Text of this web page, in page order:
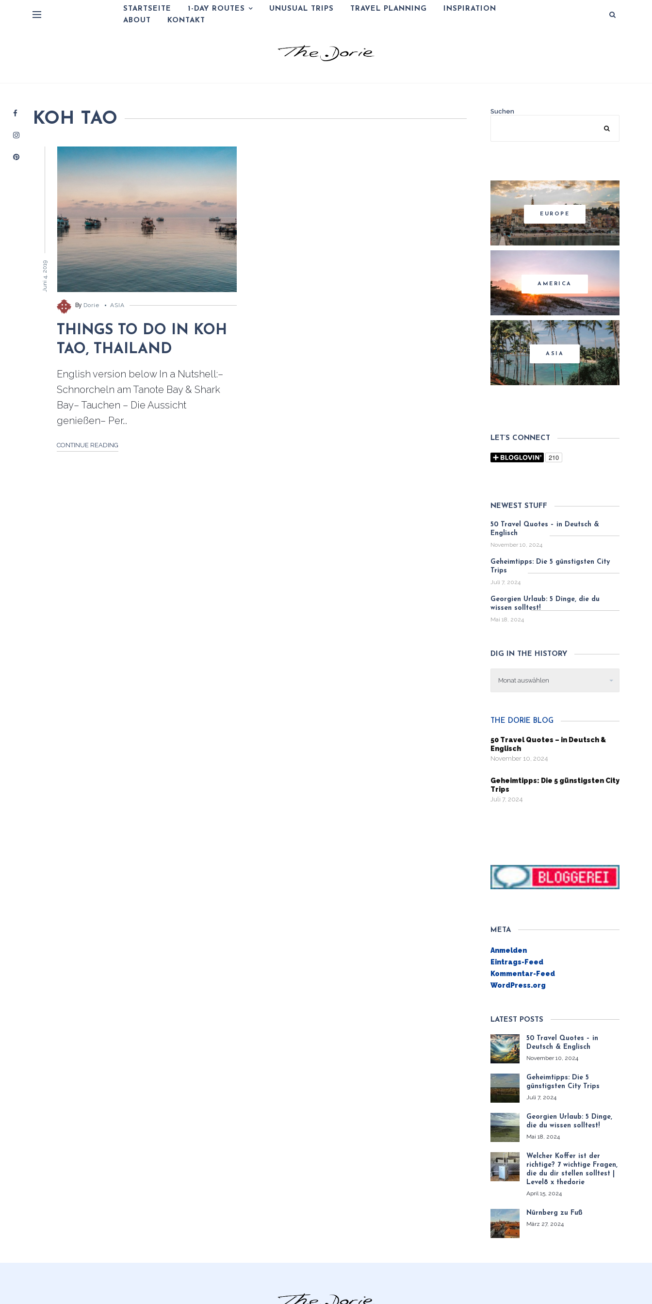
STARTSEITE 1-DAY ROUTES UNUSUAL TRIPS TRAVEL PLANNING
INSPIRATION
ABOUT
KONTAKT
KOH TAO
Juni 4, 2019
By Dorie ASIA
THINGS TO DO IN KOH
TAO, THAILAND
English version below In a Nutshell:–
Schnorcheln am Tanote Bay & Shark
Bay– Tauchen – Die Aussicht
genießen– Per...
CONTINUE READING
Suchen
EUROPE
AMERICA
ASIA
LET’S CONNECT
NEWEST STUFF
50 Travel Quotes – in Deutsch &
Englisch
November 10, 2024
Geheimtipps: Die 5 günstigsten City
Trips
Juli 7, 2024
Georgien Urlaub: 5 Dinge, die du
wissen solltest!
Mai 18, 2024
DIG IN THE HISTORY
THE DORIE BLOG
50 Travel Quotes – in Deutsch &
Englisch
November 10, 2024
Geheimtipps: Die 5 günstigsten City
Trips
Juli 7, 2024
META
Anmelden
Eintrags-Feed
Kommentar-Feed
WordPress.org
LATEST POSTS
50 Travel Quotes – in
Deutsch & Englisch
November 10, 2024
Geheimtipps: Die 5
günstigsten City Trips
Juli 7, 2024
Georgien Urlaub: 5 Dinge,
die du wissen solltest!
Mai 18, 2024
Welcher Koffer ist der
richtige? 7 wichtige Fragen,
die du dir stellen solltest |
Level8 x thedorie
April 15, 2024
Nürnberg zu Fuß
März 27, 2024